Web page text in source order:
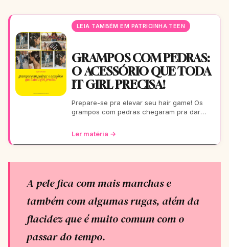
LEIA TAMBÉM EM PATRICINHA TEEN
GRAMPOS COM PEDRAS:
O ACESSÓRIO QUE TODA
IT GIRL PRECISA!
Prepare-se pra elevar seu hair game! Os
grampos com pedras chegaram pra dar
casual a uma festa b
Ler matéria →
A pele fica com mais manchas e
também com algumas rugas, além da
flacidez que é muito comum com o
passar do tempo.